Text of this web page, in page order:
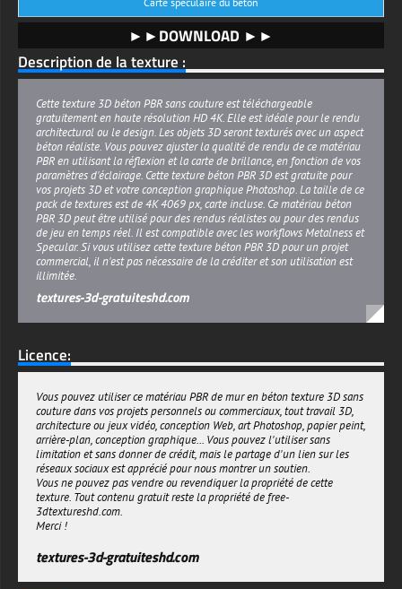
►►DOWNLOAD ►►
Description de la texture :
Cette texture 3D béton PBR sans couture est téléchargeable
gratuitement en haute résolution HD 4K. Elle est idéale pour le rendu
architectural ou le design. Les objets 3D seront texturés avec un aspect
béton réaliste. Vous pouvez ajuster la qualité de rendu de ce matériau
PBR en utilisant la réflexion et la carte de brillance, en fonction de vos
paramètres d'éclairage. Cette texture béton PBR 3D est gratuite pour
vos projets 3D et votre conception graphique Photoshop. La taille de ce
pack de textures est de 4K 4069 px, carte incluse. Ce matériau béton
PBR 3D peut être utilisé pour des rendus réalistes ou pour des rendus
de jeu en temps réel. Il est compatible avec les workflows Metalness et
Specular. Si vous utilisez cette texture béton PBR 3D pour un projet
commercial, il n'est pas nécessaire de la créditer et son utilisation est
illimitée.
textures-3d-gratuiteshd.com
Licence:
Vous pouvez utiliser ce matériau PBR de mur en béton texture 3D sans
couture dans vos projets personnels ou commerciaux, tout travail 3D,
architecture ou jeux vidéo, conception Web, art Photoshop, papier peint,
arrière-plan, conception graphique... Vous pouvez l'utiliser sans
limitation et sans donner de crédit, mais le partage d'un lien sur les
réseaux sociaux est apprécié pour nous montrer un soutien.
Vous ne pouvez pas vendre ou revendiquer la propriété de cette
texture. Tout contenu gratuit reste la propriété de free-
3dtextureshd.com.
Merci !
textures-3d-gratuiteshd.com